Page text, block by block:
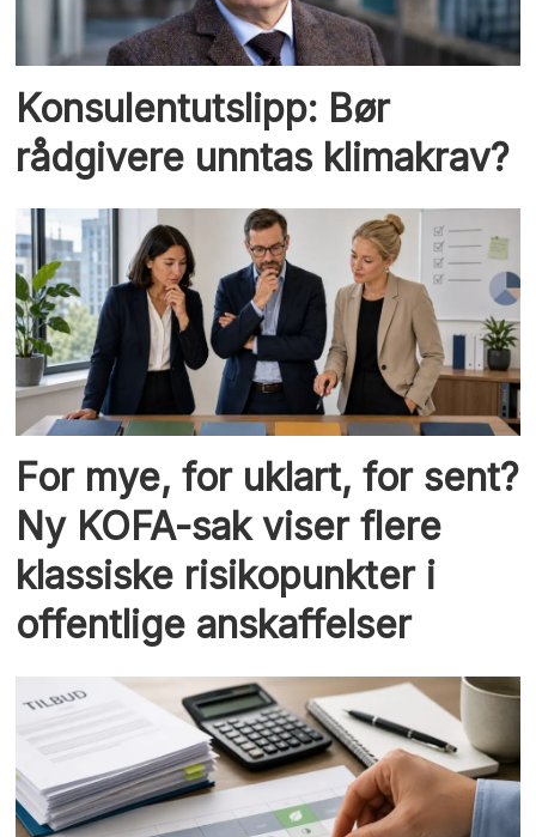
Konsulentutslipp: Bør
rådgivere unntas klimakrav?
For mye, for uklart, for sent?
Ny KOFA-sak viser flere
klassiske risikopunkter i
offentlige anskaffelser